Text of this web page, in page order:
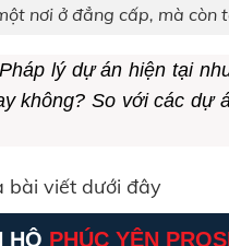
nơi ở đẳng cấp, mà
lý dự án hiện tại
không? So với các dự
bài viết dưới đây
HỘ PHÚC YÊN